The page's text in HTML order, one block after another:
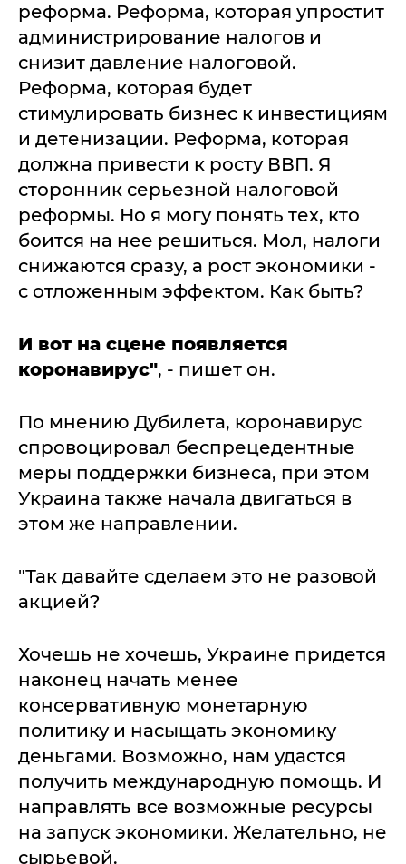
реформа. Реформа, которая упростит
администрирование налогов и
снизит давление налоговой.
Реформа, которая будет
стимулировать бизнес к инвестициям
и детенизации. Реформа, которая
должна привести к росту ВВП. Я
сторонник серьезной налоговой
реформы. Но я могу понять тех, кто
боится на нее решиться. Мол, налоги
снижаются сразу, а рост экономики -
с отложенным эффектом. Как быть?
И вот на сцене появляется
коронавирус", - пишет он.
По мнению Дубилета, коронавирус
спровоцировал беспрецедентные
меры поддержки бизнеса, при этом
Украина также начала двигаться в
этом же направлении.
"Так давайте сделаем это не разовой
акцией?
Хочешь не хочешь, Украине придется
наконец начать менее
консервативную монетарную
политику и насыщать экономику
деньгами. Возможно, нам удастся
получить международную помощь. И
направлять все возможные ресурсы
на запуск экономики. Желательно, не
сырьевой.